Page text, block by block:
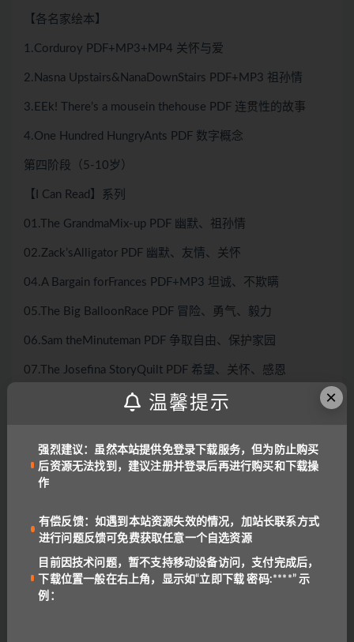
【各名家绘本】
1.Corduroy PDF+MP3+MP4 关怀与爱
2.Nasna Upstairs&NanaDownStairs PDF+MP3 祖孙情
3.EEk! There’s a mousein thehouse PDF 连贯性的故事
4.One Hundred HungryAnts PDF 数字概念
第四阶段（5-10岁）
【I Can Read】系列
01.The GrandmaMix-up PDF 幽默、祖孙情
02.Zack’sAlligator PDF 幽默、友情、关怀
04.A Bargain forFrances PDF+MP3 坦诚、不欺瞒
05.The Big BalloonRace PDF 冒险、勇气、毅力
06.Sam theMinuteman PDF 争取自由、保护家园
07.The Josefina StoryQuilt PDF 希望、关怀、感恩
08.The Golly Sisters GoWest PDF 吵吵闹闹还是好朋友
10.The DrinkingGourd PDF+MP3 平等、关怀、勇气
11.The Long Way to theNewLand PDF 移民的希望之旅
12.WagonWheels PDF 万里寻父的勇气之旅
13.The Case of theScaredyCats PDF 男女生的友谊、幽默
14.The Case of theHungryStranger PDF 天真幽默的侦探故
×
温馨提示
强烈建议：虽然本站提供免登录下载服务，但为防止购买
后资源无法找到，建议注册并登录后再进行购买和下载操
作
有偿反馈：如遇到本站资源失效的情况，加站长联系方式
进行问题反馈可免费获取任意一个自选资源
目前因技术问题，暂不支持移动设备访问，支付完成后，
下载位置一般在右上角，显示如“立即下载 密码:****” 示
例：